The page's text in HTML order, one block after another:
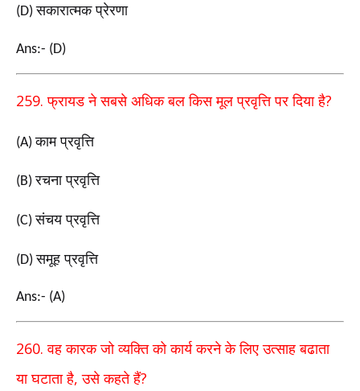
(D)सकारात्मक प्रेरणा
Ans:- (D)
259.फ्रायड ने सबसे अधिक बल किस मूल प्रवृत्ति पर दिया है?
(A)काम प्रवृत्ति
(B)रचना प्रवृत्ति
(C)संचय प्रवृत्ति
(D)समूह प्रवृत्ति
Ans:- (A)
260.वह कारक जो व्यक्ति को कार्य करने के लिए उत्साह बढाता
या घटाता है,उसे कहते हैं?